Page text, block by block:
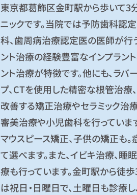
東京都葛飾区金町駅から歩いて3
ニックです。当院では予防歯科認
科、歯周病治療認定医の医師が行
ント治療の経験豊富なインプラン
ント治療が特徴です。他にも、ラバ
プ、CTを使用した精密な根管治療
改善する矯正治療やセラミック治
審美治療や小児歯科を行っていま
マウスピース矯正、子供の矯正も
て選べます。また、イビキ治療、
療も行っています。金町駅から徒
は祝日・日曜日で、土曜日も診療